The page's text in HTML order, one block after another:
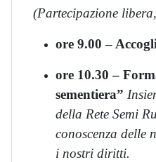
(Partecipazione
ore 9.00 –
ore 10.30 –
sementiera”
della Rete Semi
conoscenza delle
i nostri diritti.